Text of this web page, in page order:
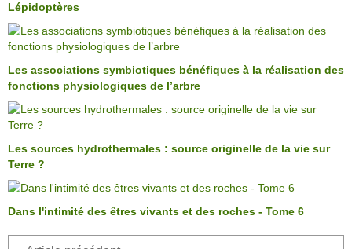
Lépidoptères
Les associations symbiotiques bénéfiques à la réalisation des
fonctions physiologiques de l’arbre
Les sources hydrothermales : source originelle de la vie sur
Terre ?
Dans l'intimité des êtres vivants et des roches - Tome 6